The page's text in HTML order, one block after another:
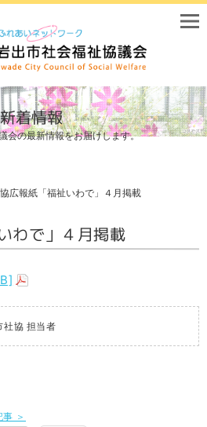
新着情報
会の最新情報をお届けします。
広報紙「福祉いわで」４月掲載
わで」４月掲載
協 担当者
＞